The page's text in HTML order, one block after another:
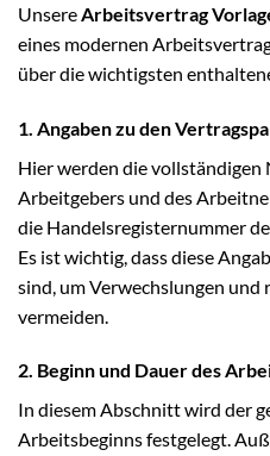
UnsereArbeitsvertrag
eines modernen
über die wichtigsten
1. Angaben zu den
Hier werden die vollständigen
Arbeitgebers und des
die Handelsregisternummer
Es ist wichtig, dass diese
sind, um Verwechslungen und
vermeiden.
2. Beginn und Dauer des
In diesem Abschnitt wird der
Arbeitsbeginns festgelegt.